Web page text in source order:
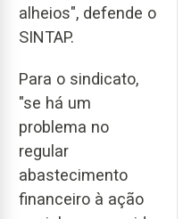
alheios", defende o
SINTAP.
Para o sindicato,
"se há um
problema no
regular
abastecimento
financeiro à ação